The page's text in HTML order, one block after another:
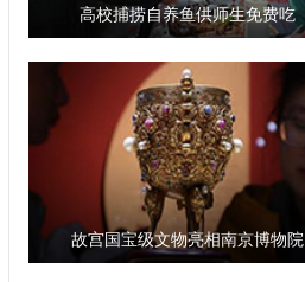
高校捕捞自养鱼供师生免费吃
故宫国宝级文物亮相南京博物院